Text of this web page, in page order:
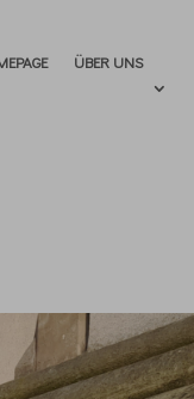
ÜBER UNS